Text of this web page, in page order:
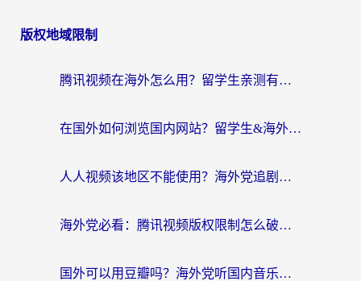
版权地域限制
腾讯视频在海外怎么用？留学生亲测有效的回国加速器攻略
在国外如何浏览国内网站？留学生&海外华人的无缝访问指南
人人视频该地区不能使用？海外党追剧看片的终极解决方案来了
海外党必看：腾讯视频版权限制怎么破？3步让你轻松追剧
国外可以用豆瓣吗？海外党听国内音乐听书的实用指南